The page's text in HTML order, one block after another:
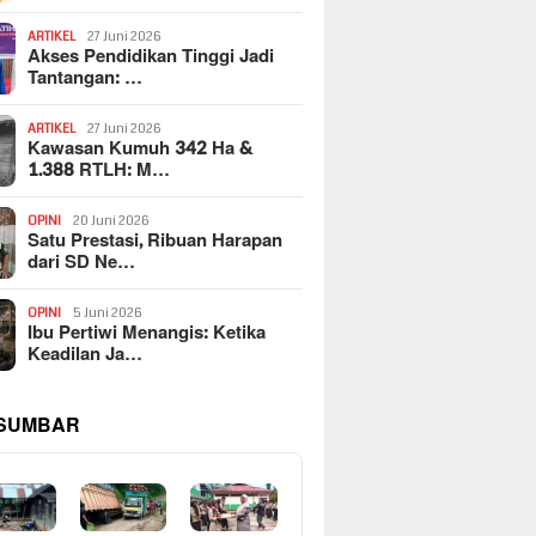
ARTIKEL 27 Juni 2026
Akses Pendidikan Tinggi Jadi
Tantangan: …
ARTIKEL 27 Juni 2026
Kawasan Kumuh 342 Ha &
1.388 RTLH: M…
OPINI 20 Juni 2026
Satu Prestasi, Ribuan Harapan
dari SD Ne…
OPINI 5 Juni 2026
Ibu Pertiwi Menangis: Ketika
Keadilan Ja…